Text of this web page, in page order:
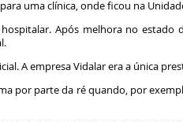
uma clínica, onde ficou na
Após melhora no
A empresa Vidalar era a única
por parte da ré quando, por